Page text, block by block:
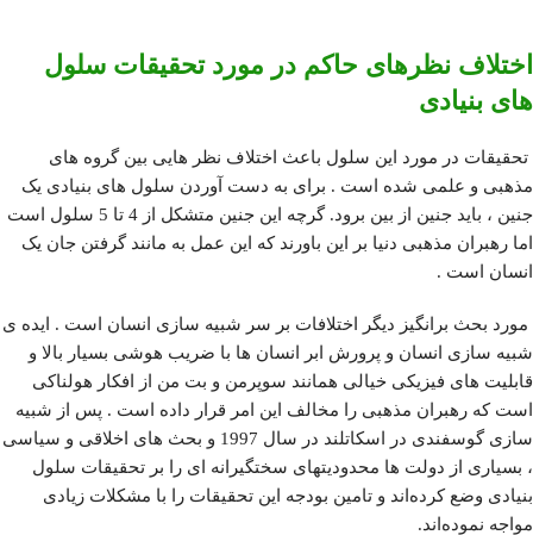
اختلاف نظرهای حاکم در مورد تحقیقات سلول
های بنیادی
تحقیقات در مورد این سلول باعث اختلاف نظر هایی بین گروه های
مذهبی و علمی شده است . برای به دست آوردن سلول های بنیادی یک
جنین ، باید جنین از بین برود. گرچه این جنین متشکل از 4 تا 5 سلول است
اما رهبران مذهبی دنیا بر این باورند که این عمل به مانند گرفتن جان یک
انسان است .
مورد بحث برانگیز دیگر اختلافات بر سر شبیه سازی انسان است . ایده ی
شبیه سازی انسان و پرورش ابر انسان ها با ضریب هوشی بسیار بالا و
قابلیت های فیزیکی خیالی همانند سوپرمن و بت من از افکار هولناکی
است که رهبران مذهبی را مخالف این امر قرار داده است . پس از شبیه
سازی گوسفندی در اسکاتلند در سال 1997 و بحث های اخلاقی و سیاسی
، بسیاری از دولت ها محدودیتهای سختگیرانه ای را بر تحقیقات سلول
بنیادی وضع کرده‌اند و تامین بودجه این تحقیقات را با مشکلات زیادی
مواجه نموده‌اند.